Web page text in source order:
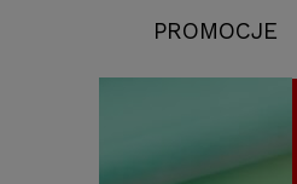
PROMOCJE